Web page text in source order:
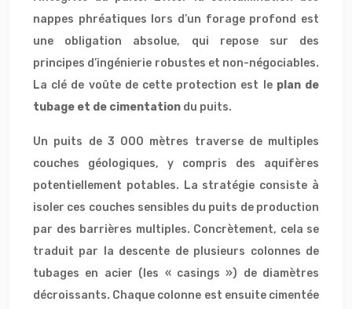
nappes phréatiques lors d’un forage profond est
une obligation absolue, qui repose sur des
principes d’ingénierie robustes et non-négociables.
La clé de voûte de cette protection est le plan de
tubage et de cimentation du puits.
Un puits de 3 000 mètres traverse de multiples
couches géologiques, y compris des aquifères
potentiellement potables. La stratégie consiste à
isoler ces couches sensibles du puits de production
par des barrières multiples. Concrètement, cela se
traduit par la descente de plusieurs colonnes de
tubages en acier (les « casings ») de diamètres
décroissants. Chaque colonne est ensuite cimentée